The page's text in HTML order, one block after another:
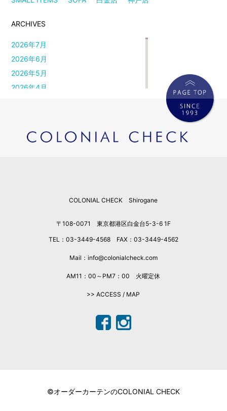
ARCHIVES
2026年7月
2026年6月
2026年5月
2026年4月
2026年1月
2025年12月
COLONIAL CHECK Shirogane
〒108-0071 東京都港区白金台5-3-6 1F
TEL：03-3449-4568 FAX：03-3449-4562
Mail：info@colonialcheck.com
AM11：00～PM7：00 火曜定休
>> ACCESS / MAP
©オーダーカーテンのCOLONIAL CHECK